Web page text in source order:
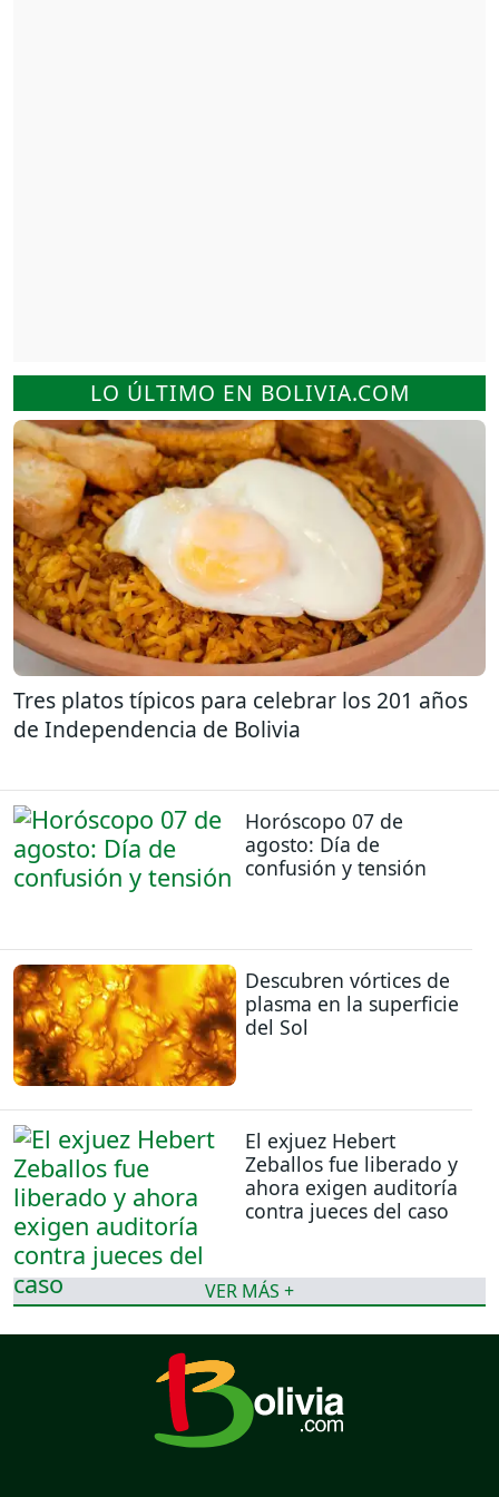
LO ÚLTIMO EN BOLIVIA.COM
Tres platos típicos para celebrar los 201 años
de Independencia de Bolivia
Horóscopo 07 de
agosto: Día de
confusión y tensión
Descubren vórtices de
plasma en la superficie
del Sol
El exjuez Hebert
Zeballos fue liberado y
ahora exigen auditoría
contra jueces del caso
VER MÁS +